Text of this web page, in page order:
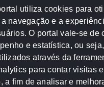
TAGS
na Rede AGU AMM
Audicom CAU-MT
utiliza cookies para
navegação e a
O portal vale-se de
e estatística, ou
através da
para contar visitas
a fim de analisar e